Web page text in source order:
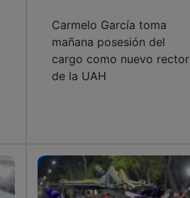
Carmelo García toma
mañana posesión del
cargo como nuevo rector
de la UAH